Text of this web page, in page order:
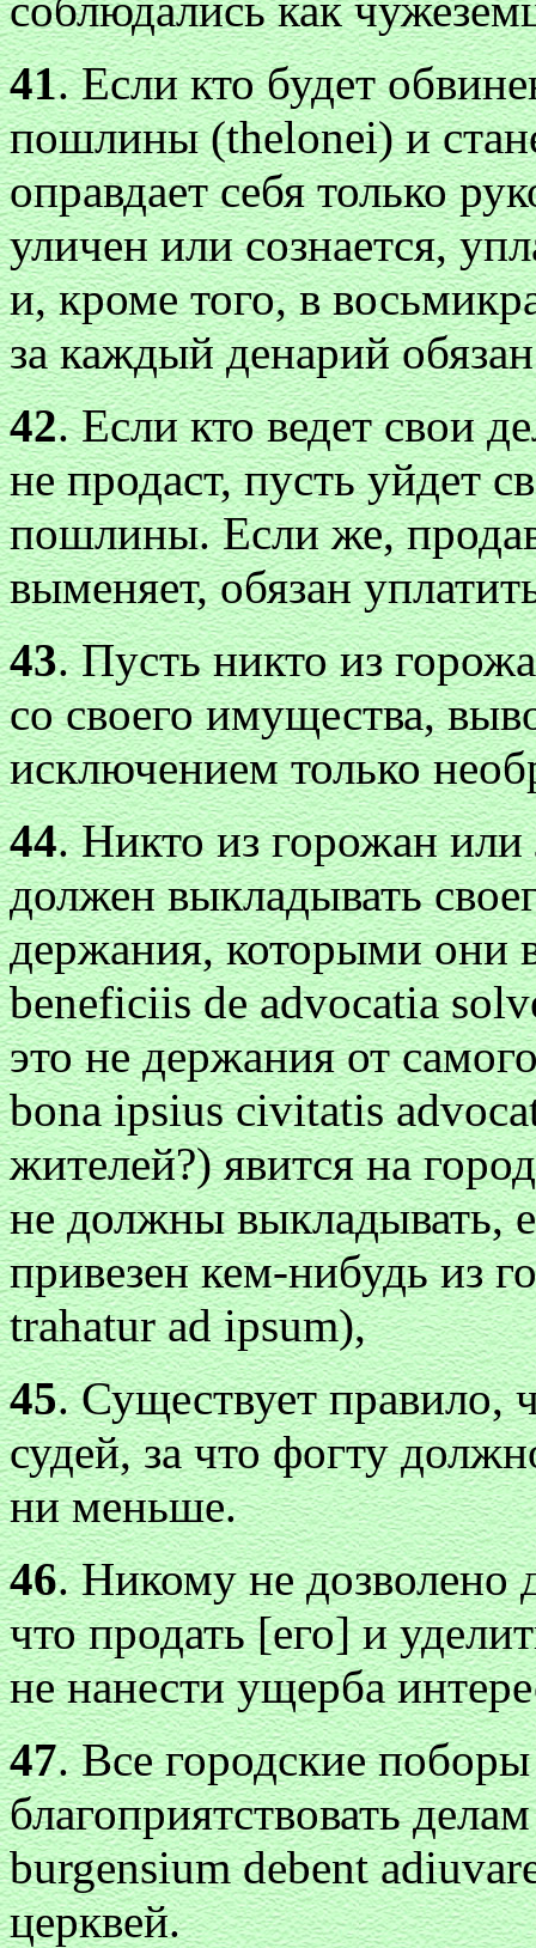
41. Если кто будет
пошлины (thelonei) и
оправдает себя только
уличен или сознается,
и, кроме того, в
за каждый денарий
42. Если кто ведет свои
не продаст, пусть уйдет
пошлины. Если же,
выменяет, обязан
43. Пусть никто из
со своего имущества,
исключением только
44. Никто из горожан
должен выкладывать
держания, которыми они
beneficiis de advocatia
это не держания от
bona ipsius civitatis
жителей?) явится на
не должны выкладывать,
привезен кем-нибудь из
trahatur ad ipsum),
45. Существует правило,
судей, за что фогту
ни меньше.
46. Никому не дозволено
что продать [его] и
не нанести ущерба
47. Все городские
благоприятствовать
burgensium debent
церквей.